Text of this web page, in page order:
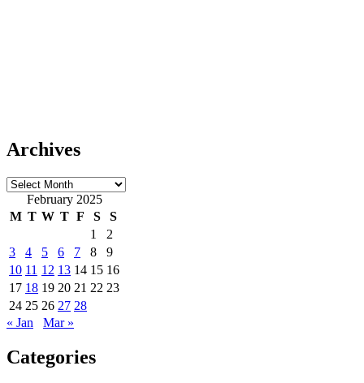
Archives
Archives
February 2025
M T W T F S
S
1
2
3
4 5 6 7 8
9
10 11 12 13 14 15 16
17 18 19 20 21 22 23
24 25 26 27 28
« Jan
Mar »
Categories